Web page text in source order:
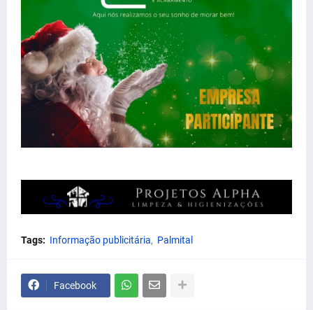
Tags: Informação publicitária Palmital
Facebook